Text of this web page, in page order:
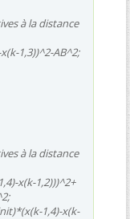
à la distance
1,3))^2-AB^2;
à la distance
x(k-1,2)))^2+
1,4)-x(k-